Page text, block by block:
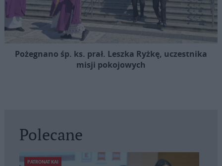
Pożegnano śp. ks. prał. Leszka Ryżkę, uczestnika
misji pokojowych
Polecane
PATRONAT KAI